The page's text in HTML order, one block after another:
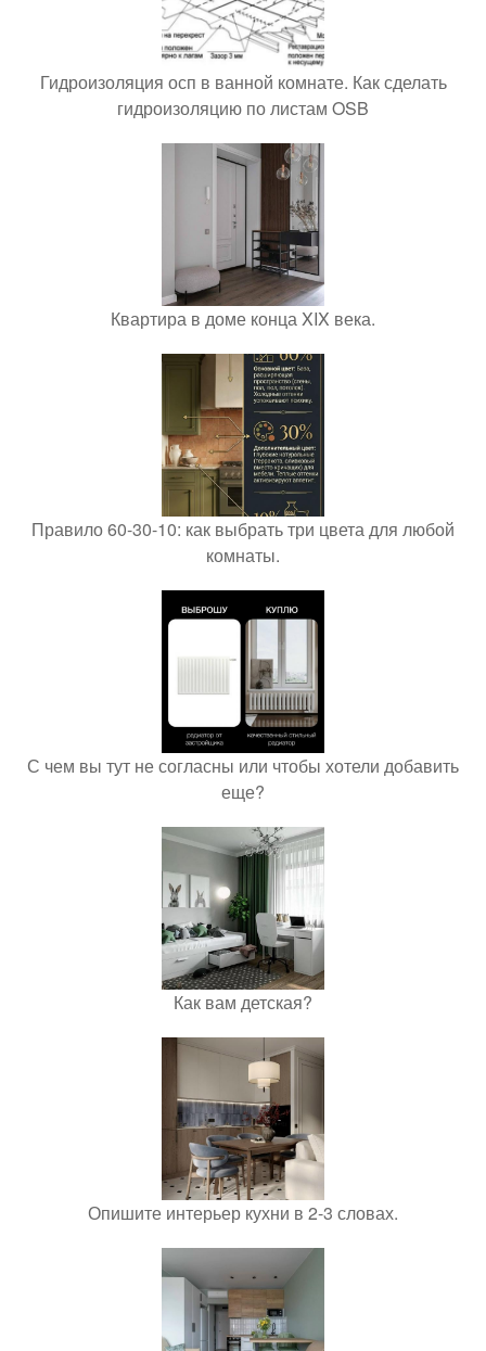
Гидроизоляция осп в ванной комнате. Как сделать
гидроизоляцию по листам OSB
Квартира в доме конца XIX века.
Правило 60-30-10: как выбрать три цвета для любой
комнаты.
С чем вы тут не согласны или чтобы хотели добавить
еще?
Как вам детская?
Опишите интерьер кухни в 2-3 словах.